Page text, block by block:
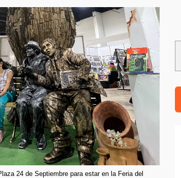
24 de Septiembre para estar en la Feria del